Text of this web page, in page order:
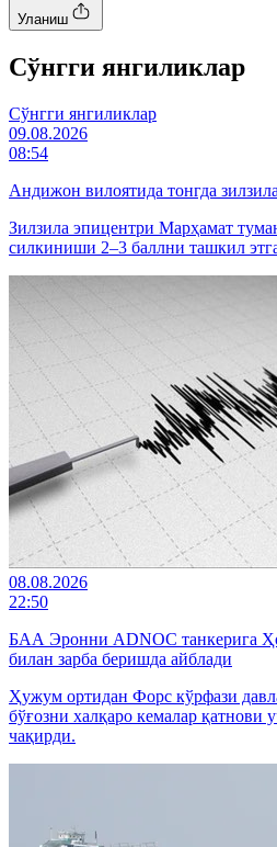
Уланиш
Cўнгги янгиликлар
Cўнгги янгиликлар
09.08.2026
08:54
Андижон вилоятида тонгда
Зилзила эпицентри Марҳамат
силкиниши 2–3 баллни ташкил
08.08.2026
22:50
БАА Эронни ADNOC танкерига
билан зарба беришда айблади
Ҳужум ортидан Форс кўрфази
бўғозни халқаро кемалар қатнови
чақирди.